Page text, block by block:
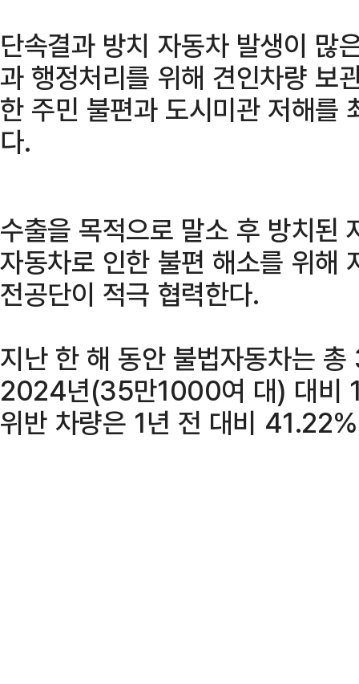
단속결과 방치 자동차 발생이 많
과 행정처리를 위해 견인차량 보
한 주민 불편과 도시미관 저해를
다.
수출을 목적으로 말소 후 방치된
자동차로 인한 불편 해소를 위해
전공단이 적극 협력한다.
지난 한 해 동안 불법자동차는
2024년(35만1000여 대) 대비
위반 차량은 1년 전 대비